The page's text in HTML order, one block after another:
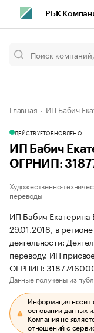
РБК
Главная ИП Бабич
ДЕЙСТВУЕТОБНОВЛЕНО
ИП Бабич
ОГРНИП:
Художественно-
переводы
ИП Бабич Екатерина
29.01.2018, в
деятельности:
переводу. ИП
ОГРНИП:
Данные получены из
Информация носит
основании данных
Компания не
отношений с